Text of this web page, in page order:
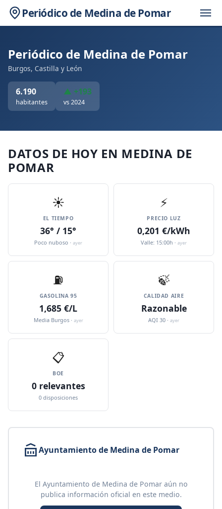
Periódico de Medina de Pomar
Periódico de Medina de Pomar
Burgos, Castilla y León
6.190
habitantes
▲ +193
vs 2024
DATOS DE HOY EN MEDINA DE
POMAR
☀️
EL TIEMPO
36° / 15°
Poco nuboso · ayer
⚡
PRECIO LUZ
0,201 €/kWh
Valle: 15:00h · ayer
⛽️
GASOLINA 95
1,685 €/L
Media Burgos · ayer
🍃
CALIDAD AIRE
Razonable
AQI 30 · ayer
📋
BOE
0 relevantes
0 disposiciones
Ayuntamiento de Medina de Pomar
El Ayuntamiento de Medina de Pomar aún no
publica información oficial en este medio.